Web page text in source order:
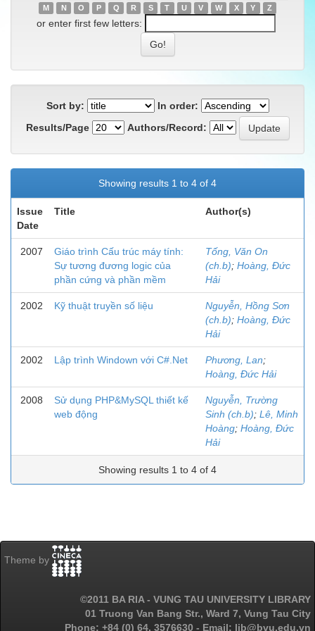
M
N O P Q R S T U V W X Y Z
or enter first few letters:
Sort by:
In order:
Results/Page
Authors/Record:
Showing results 1 to 4 of 4
Issue
Date
Title Author(s)
2007
Giáo trình Cấu trúc máy tính:
Sự tương đương logic của
phần cứng và phần mềm
Tống, Văn On
(ch.b); Hoàng, Đức
Hải
2002 Kỹ thuật truyền số liệu
Nguyễn, Hồng Sơn
(ch.b); Hoàng, Đức
Hải
2002 Lập trình Windown với C#.Net Phương, Lan;
Hoàng, Đức Hải
2008
Sử dụng PHP&MySQL thiết kế
web động
Nguyễn, Trường
Sinh (ch.b); Lê, Minh
Hoàng; Hoàng, Đức
Hải
Showing results 1 to 4 of 4
Theme by
©2011 BA RIA - VUNG TAU UNIVERSITY LIBRARY
01 Truong Van Bang Str., Ward 7, Vung Tau City
Phone: +84 (0) 64. 3576630 - Email: lib@bvu.edu.vn